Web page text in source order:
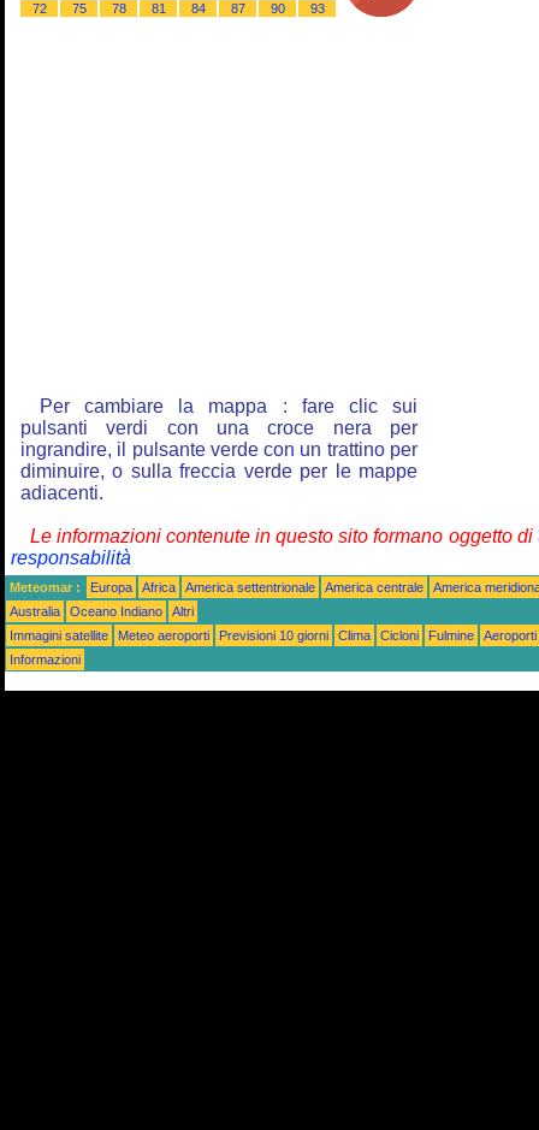
72
75 78 81 84 87 90 93
Per cambiare la mappa : fare clic sui
pulsanti verdi con una croce nera per
ingrandire, il pulsante verde con un trattino per
diminuire, o sulla freccia verde per le mappe
adiacenti.
Le informazioni contenute in questo sito formano oggetto
responsabilità
Meteomar : Europa Africa America settentrionale America centrale
America
Australia
Oceano Indiano
Altri
Immagini satellite
Meteo aeroporti Previsioni 10 giorni Clima Cicloni Fulmine
Aeroporti
Informazioni